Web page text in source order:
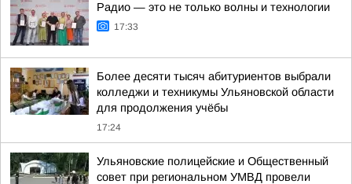
Радио — это не только волны и технологии
17:33
Более десяти тысяч абитуриентов выбрали
колледжи и техникумы Ульяновской области
для продолжения учёбы
17:24
Ульяновские полицейские и Общественный
совет при региональном УМВД провели